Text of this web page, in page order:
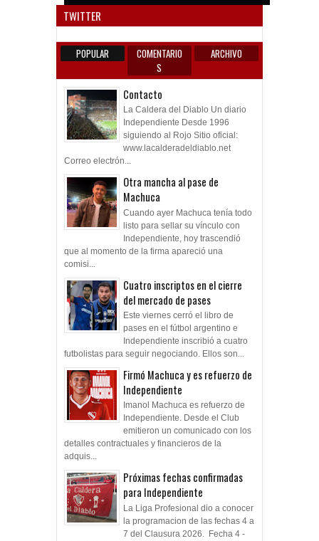
TWITTER
POPULAR
COMENTARIO
S
ARCHIVO
Contacto
La Caldera del Diablo Un diario
Independiente Desde 1996
siguiendo al Rojo Sitio oficial:
www.lacalderadeldiablo.net
Correo electrón...
Otra mancha al pase de
Machuca
Cuando ayer Machuca tenía todo
listo para sellar su vínculo con
Independiente, hoy trascendió
que al momento de la firma apareció una
comisi...
Cuatro inscriptos en el cierre
del mercado de pases
Este viernes cerró el libro de
pases en el fútbol argentino e
Independiente inscribió a cuatro
futbolistas para seguir negociando. Ellos son...
Firmó Machuca y es refuerzo de
Independiente
Imanol Machuca es refuerzo de
Independiente. Desde el Club
emitieron un comunicado con los
detalles contractuales y financieros de la
adquis...
Próximas fechas confirmadas
para Independiente
La Liga Profesional dio a conocer
la programacion de las fechas 4 a
7 del Clausura 2026. Fecha 4 -